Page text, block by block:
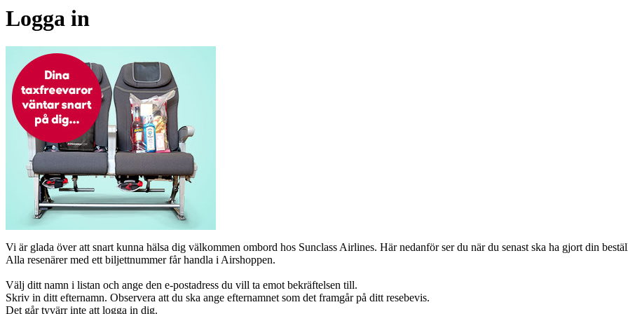
Logga in
Vi är glada över att snart kunna hälsa dig välkommen ombord hos Sunclass Airlines. Här nedanför ser du när du senast ska ha gjort din
Alla resenärer med ett biljettnummer får handla i Airshoppen.
Välj ditt namn i listan och ange den e-postadress du vill ta emot bekräftelsen till.
Skriv in ditt efternamn. Observera att du ska ange efternamnet som det framgår på ditt resebevis.
Det går tyvärr inte att logga in dig.